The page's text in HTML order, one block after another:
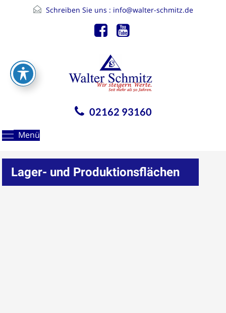
Schreiben Sie uns : info@walter-schmitz.de
02162 93160
Menü
Lager- und Produktionsflächen